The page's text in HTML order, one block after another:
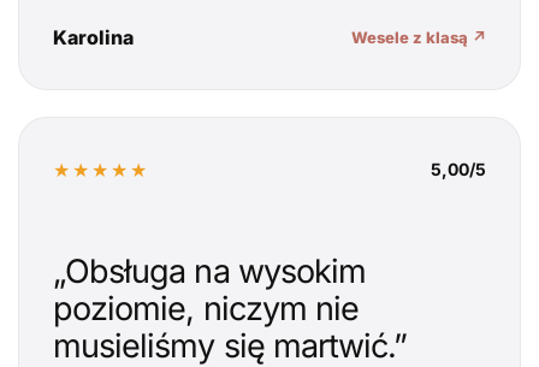
Karolina Wesele z klasą ↗
★★★★★ 5,00/5
„Obsługa na wysokim
poziomie, niczym nie
musieliśmy się martwić.”